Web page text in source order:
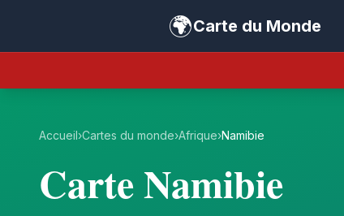
🌍Carte du Monde
Accueil›Cartes du monde›Afrique›Namibie
Carte Namibie